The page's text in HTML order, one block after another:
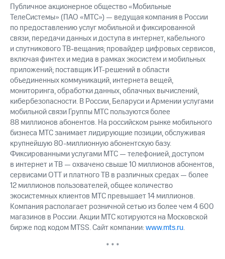
Рынок
акций
Описание
Программа
приобретения
Порядок
выкупа
акций
Дивиденды
Рынок
облигаций
Описание
Еврооблигации-2023
Уведомление
о
погашении
именных
облигаций
Другое
Регистратор
Реквизиты
Контакты
Публичное акционерное общество «Мобильные
ТелеСистемы» (ПАО «МТС») — ведущая компания в России
по предоставлению услуг мобильной и фиксированной
связи, передачи данных и доступа в интернет, кабельного
и спутникового ТВ-вещания; провайдер цифровых сервисов,
включая финтех и медиа в рамках экосистем и мобильных
приложений; поставщик ИТ-решений в области
объединенных коммуникаций, интернета вещей,
мониторинга, обработки данных, облачных вычислений,
кибербезопасности. В России, Беларуси и Армении услугами
мобильной связи Группы МТС пользуются более
88 миллионов абонентов. На российском рынке мобильного
бизнеса МТС занимает лидирующие позиции, обслуживая
крупнейшую 80-миллионную абонентскую базу.
Фиксированными услугами МТС — телефонией, доступом
в интернет и ТВ — охвачено свыше 10 миллионов абонентов,
сервисами OTT и платного ТВ в различных средах — более
12 миллионов пользователей, общее количество
экосистемных клиентов МТС превышает 14 миллионов.
Компания располагает розничной сетью из более чем 4 600
магазинов в России. Акции МТС котируются на Московской
бирже под кодом MTSS. Сайт компании:www.mts.ru.
* * *